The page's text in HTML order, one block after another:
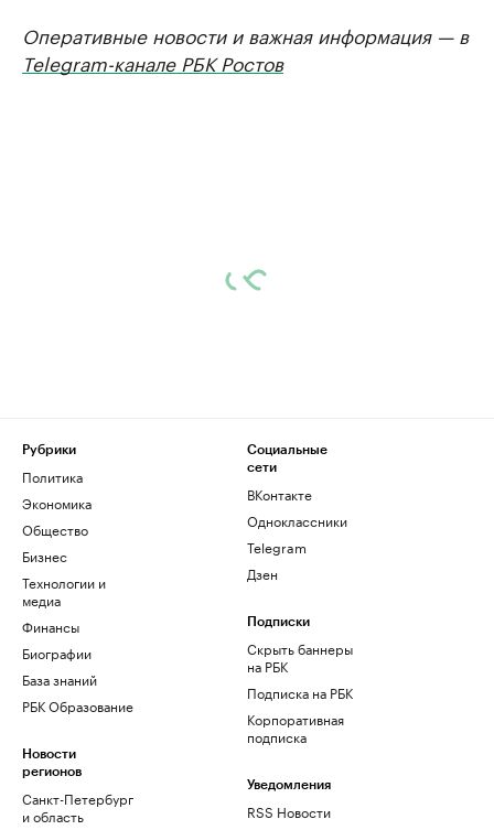
Оперативные новости и важная информация — в
Telegram-канале РБК Ростов
Рубрики
Политика
Экономика
Общество
Бизнес
Технологии и
медиа
Финансы
Биографии
База знаний
РБК Образование
Новости
регионов
Санкт-Петербург
и область
Социальные
сети
ВКонтакте
Одноклассники
Telegram
Дзен
Подписки
Скрыть баннеры
на РБК
Подписка на РБК
Корпоративная
подписка
Уведомления
RSS Новости